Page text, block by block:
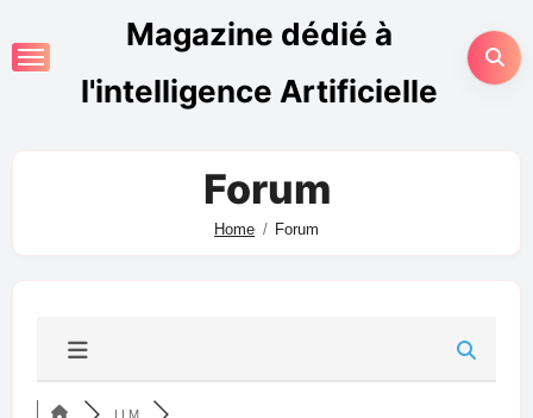
Magazine dédié à
l'intelligence Artificielle
Forum
Home Forum
LLM